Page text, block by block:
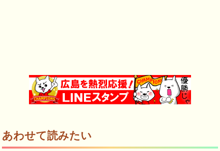
あわせて読みたい